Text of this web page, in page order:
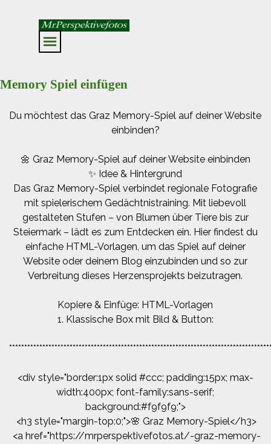
Menü überspringen
Memory Spiel einfügen
Du möchtest das Graz Memory-Spiel auf deiner Website
einbinden?
🌼 Graz Memory-Spiel auf deiner Website einbinden
✨ Idee & Hintergrund
Das Graz Memory-Spiel verbindet regionale Fotografie
mit spielerischem Gedächtnistraining. Mit liebevoll
gestalteten Stufen – von Blumen über Tiere bis zur
Steiermark – lädt es zum Entdecken ein. Hier findest du
einfache HTML-Vorlagen, um das Spiel auf deiner
Website oder deinem Blog einzubinden und so zur
Verbreitung dieses Herzensprojekts beizutragen.
Kopiere & Einfüge: HTML-Vorlagen
1. Klassische Box mit Bild & Button:
<div style="border:1px solid #ccc; padding:15px; max-
width:400px; font-family:sans-serif;
background:#f9f9f9;">
<h3 style="margin-top:0;">🌸 Graz Memory-Spiel</h3>
<a href="https://mrperspektivefotos.at/-graz-memory-